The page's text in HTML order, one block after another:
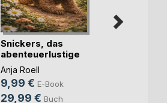
Snickers, das
abenteuerlustige
Faultier
Anja Roell
9,99 € E-Book
29,99 € Buch